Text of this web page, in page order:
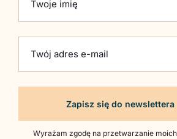
Twoje imię
Twój adres e-mail
Wyrażam zgodę na przetwarzanie